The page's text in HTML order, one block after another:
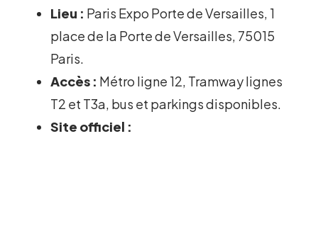
Lieu : Paris Expo Porte de Versailles, 1
place de la Porte de Versailles, 75015
Paris.
Accès : Métro ligne 12, Tramway lignes
T2 et T3a, bus et parkings disponibles.
Site officiel :